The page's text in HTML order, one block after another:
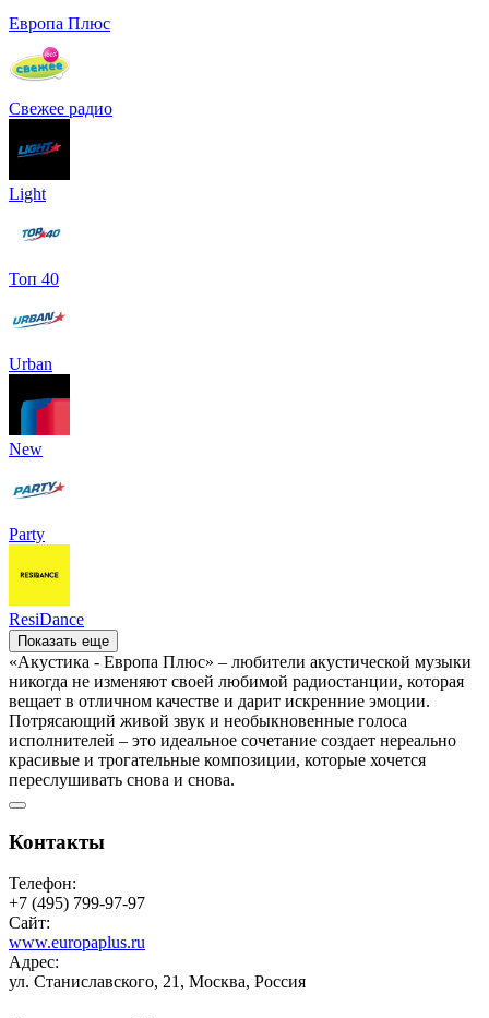
Европа Плюс
Свежее радио
Light
Топ 40
Urban
New
Party
ResiDance
Показать еще
«Акустика - Европа Плюс» – любители акустической музыки
никогда не изменяют своей любимой радиостанции, которая
вещает в отличном качестве и дарит искренние эмоции.
Потрясающий живой звук и необыкновенные голоса
исполнителей – это идеальное сочетание создает нереально
красивые и трогательные композиции, которые хочется
переслушивать снова и снова.
Контакты
Телефон:
+7 (495) 799-97-97
Сайт:
www.europaplus.ru
Адрес:
ул. Станиславского, 21, Москва, Россия